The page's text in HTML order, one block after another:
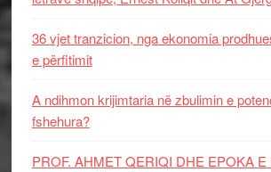
36 vjet tranzicion, nga ekonomia
e përfitimit
A ndihmon krijimtaria në zbulimin e
fshehura?
PROF. AHMET QERIQI DHE EPOKA